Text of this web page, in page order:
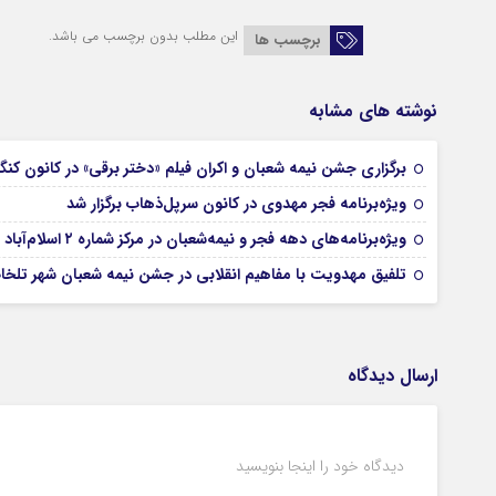
برچسب ها این مطلب بدون برچسب می باشد.
نوشته های مشابه
برگزاری جشن نیمه شعبان و اکران فیلم «دختر برقی» در کانون
ویژه‌برنامه‌ فجر مهدوی در کانون سرپل‌ذهاب برگزار شد
ویژه‌برنامه‌های دهه فجر و نیمه‌شعبان در مرکز شماره ۲ اسلام‌آباد غرب
تلفیق مهدویت با مفاهیم انقلابی در جشن نیمه شعبان شهر
ارسال دیدگاه
دیدگاه خود را اینجا بنویسید